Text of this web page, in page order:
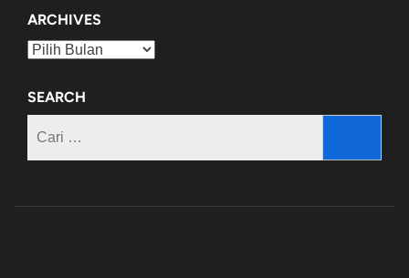
ARCHIVES
Archives
SEARCH